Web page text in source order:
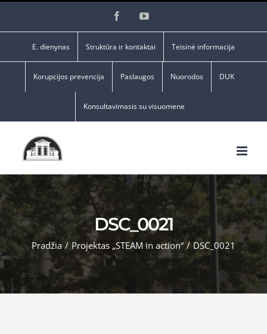
FacebookYouTube
E. dienynas Struktūra ir kontaktai Teisinė informacija
Korupcijos prevencija Paslaugos Nuorodos DUK
Konsultavimasis su visuomene
DSC_0021
Pradžia / Projektas „STEAM in action“ / DSC_0021